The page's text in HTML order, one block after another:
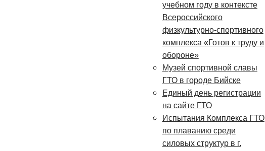
учебном году в контексте
Всероссийского
физкультурно-спортивного
комплекса «Готов к труду и
обороне»
Музей спортивной славы
ГТО в городе Бийске
Единый день регистрации
на сайте ГТО
Испытания Комплекса ГТО
по плаванию среди
силовых структур в г.